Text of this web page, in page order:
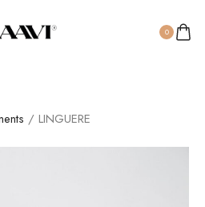
0
/ LINGUERE